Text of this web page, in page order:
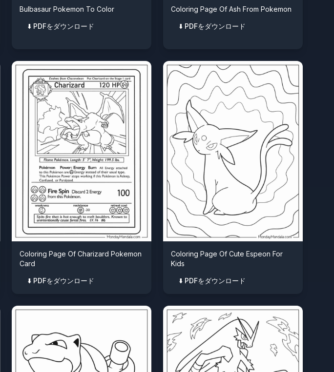
Bulbasaur Pokemon To Color
⬇️ PDFをダウンロード
Coloring Page Of Ash From Pokemon
⬇️ PDFをダウンロード
Coloring Page Of Charizard Pokemon
Card
⬇️ PDFをダウンロード
Coloring Page Of Cute Espeon For
Kids
⬇️ PDFをダウンロード